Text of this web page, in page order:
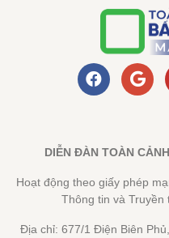
DIỄN ĐÀN TOÀN
Hoạt động theo giấy phép
Thông tin và Truyền
Địa chỉ: 677/1 Điện Biên